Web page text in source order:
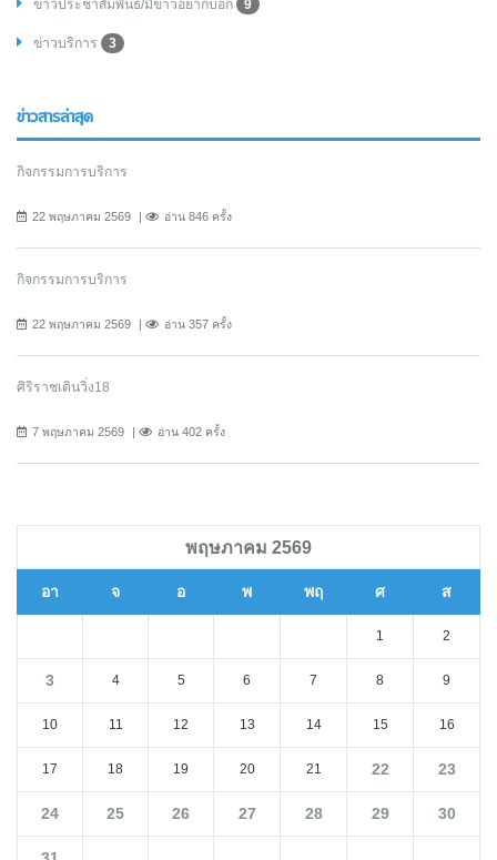
ข่าวประชาสัมพันธ์/มีข่าวอยากบอก 9
ข่าวบริการ 3
ข่าวสารล่าสุด
กิจกรรมการบริการ
22 พฤษภาคม 2569 อ่าน 846 ครั้ง
กิจกรรมการบริการ
22 พฤษภาคม 2569 อ่าน 357 ครั้ง
ศิริราชเดินวิ่ง18
7 พฤษภาคม 2569 อ่าน 402 ครั้ง
พฤษภาคม 2569
อา จ อ พ พฤ ศ ส
1 2
3 4 5 6 7 8 9
10 11 12 13 14 15 16
17 18 19 20 21 22 23
24 25 26 27 28 29 30